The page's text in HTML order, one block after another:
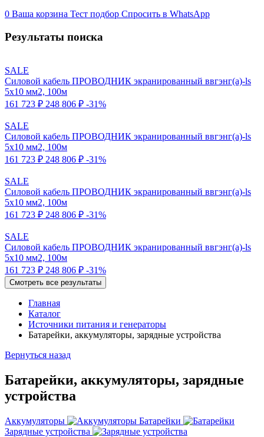
0 Ваша корзина Тест подбор Спросить в WhatsApp
Результаты поиска
SALE
Силовой кабель ПРОВОДНИК экранированный ввгэнг(a)-ls
5x10 мм2, 100м
161 723 ₽ 248 806 ₽ -31%
SALE
Силовой кабель ПРОВОДНИК экранированный ввгэнг(a)-ls
5x10 мм2, 100м
161 723 ₽ 248 806 ₽ -31%
SALE
Силовой кабель ПРОВОДНИК экранированный ввгэнг(a)-ls
5x10 мм2, 100м
161 723 ₽ 248 806 ₽ -31%
SALE
Силовой кабель ПРОВОДНИК экранированный ввгэнг(a)-ls
5x10 мм2, 100м
161 723 ₽ 248 806 ₽ -31%
Смотреть все результаты
Главная
Каталог
Источники питания и генераторы
Батарейки, аккумуляторы, зарядные устройства
Вернуться назад
Батарейки, аккумуляторы, зарядные
устройства
Аккумуляторы
Батарейки
Зарядные устройства